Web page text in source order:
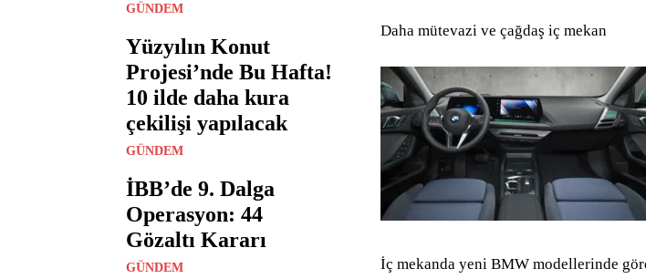
GÜNDEM
Yüzyılın Konut
Projesi’nde Bu Hafta!
10 ilde daha kura
çekilişi yapılacak
GÜNDEM
İBB’de 9. Dalga
Operasyon: 44
Gözaltı Kararı
GÜNDEM
Daha mütevazi ve çağdaş iç mekan
İç mekanda yeni BMW modellerinde